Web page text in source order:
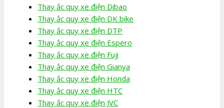
Thay ắc quy xe điện Dibao
Thay ắc quy xe điện DK bike
Thay ắc quy xe điện DTP
Thay ắc quy xe điện Espero
Thay ắc quy xe điện Fuji
Thay ắc quy xe điện Gianya
Thay ắc quy xe điện Honda
Thay ắc quy xe điện HTC
Thay ắc quy xe điện JVC